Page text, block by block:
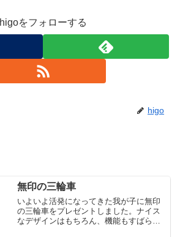
higoをフォローする
higo
無印の三輪車
いよいよ活発になってきた我が子に無印
の三輪車をプレゼントしました。ナイス
なデザインはもちろん、機能もすばらし